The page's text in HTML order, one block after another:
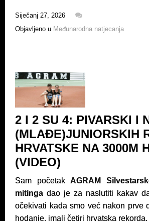
c
e
b
o
o
k
tt
er
at
s
A
p
p
Siječanj 27, 2026
Objavljeno u Međunarodna natjecanja
2 I 2 SU 4: PIVARSKI I
(MLAĐE)JUNIORSKIH
HRVATSKE NA 3000M
(VIDEO)
Sam početak AGRAM
mitinga dao je za naslutiti kakav
očekivati kada smo već nakon prve
hodanje, imali četiri hrvatska rekorda.